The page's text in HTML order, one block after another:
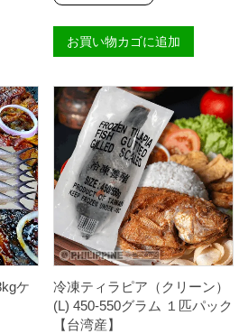
ニ
ダ
ー
ン
ゴ
ス
３
匹
パ
ッ
ク
【
Ｓ
Ａ
Ｒ
Ｎ
Ｇ
お買い物カゴに追加
ケ
冷凍ティラピア（クリーン）
(L) 450-550グラム １匹パック
【台湾産】